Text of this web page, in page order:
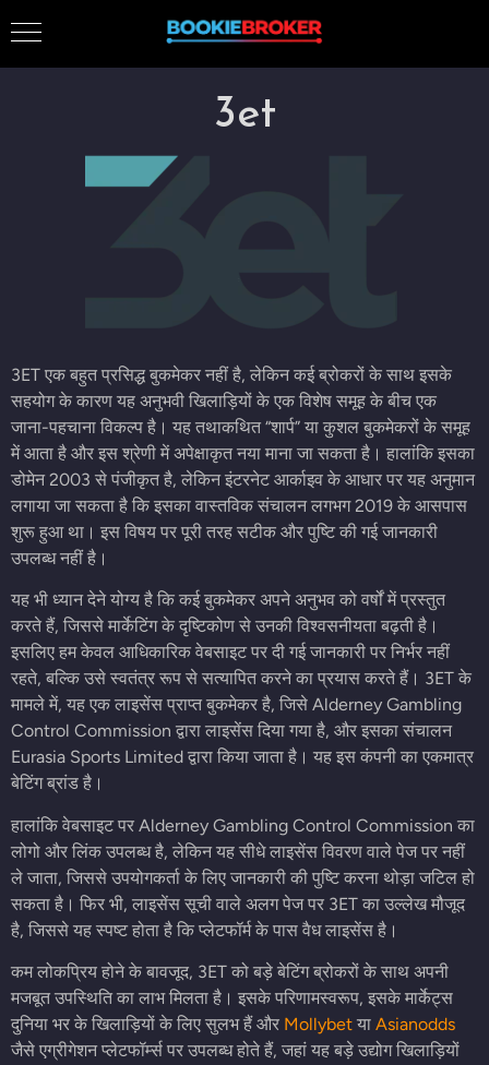
3et
3ET एक बहुत प्रसिद्ध बुकमेकर नहीं है, लेकिन कई ब्रोकरों के साथ इसके
सहयोग के कारण यह अनुभवी खिलाड़ियों के एक विशेष समूह के बीच एक
जाना-पहचाना विकल्प है। यह तथाकथित “शार्प” या कुशल बुकमेकरों के समूह
में आता है और इस श्रेणी में अपेक्षाकृत नया माना जा सकता है। हालांकि इसका
डोमेन 2003 से पंजीकृत है, लेकिन इंटरनेट आर्काइव के आधार पर यह अनुमान
लगाया जा सकता है कि इसका वास्तविक संचालन लगभग 2019 के आसपास
शुरू हुआ था। इस विषय पर पूरी तरह सटीक और पुष्टि की गई जानकारी
उपलब्ध नहीं है।
यह भी ध्यान देने योग्य है कि कई बुकमेकर अपने अनुभव को वर्षों में प्रस्तुत
करते हैं, जिससे मार्केटिंग के दृष्टिकोण से उनकी विश्वसनीयता बढ़ती है।
इसलिए हम केवल आधिकारिक वेबसाइट पर दी गई जानकारी पर निर्भर नहीं
रहते, बल्कि उसे स्वतंत्र रूप से सत्यापित करने का प्रयास करते हैं। 3ET के
मामले में, यह एक लाइसेंस प्राप्त बुकमेकर है, जिसे Alderney Gambling
Control Commission द्वारा लाइसेंस दिया गया है, और इसका संचालन
Eurasia Sports Limited द्वारा किया जाता है। यह इस कंपनी का एकमात्र
बेटिंग ब्रांड है।
हालांकि वेबसाइट पर Alderney Gambling Control Commission का
लोगो और लिंक उपलब्ध है, लेकिन यह सीधे लाइसेंस विवरण वाले पेज पर नहीं
ले जाता, जिससे उपयोगकर्ता के लिए जानकारी की पुष्टि करना थोड़ा जटिल हो
सकता है। फिर भी, लाइसेंस सूची वाले अलग पेज पर 3ET का उल्लेख मौजूद
है, जिससे यह स्पष्ट होता है कि प्लेटफॉर्म के पास वैध लाइसेंस है।
कम लोकप्रिय होने के बावजूद, 3ET को बड़े बेटिंग ब्रोकरों के साथ अपनी
मजबूत उपस्थिति का लाभ मिलता है। इसके परिणामस्वरूप, इसके मार्केट्स
दुनिया भर के खिलाड़ियों के लिए सुलभ हैं और Mollybet या Asianodds
जैसे एग्रीगेशन प्लेटफॉर्म्स पर उपलब्ध होते हैं, जहां यह बड़े उद्योग खिलाड़ियों